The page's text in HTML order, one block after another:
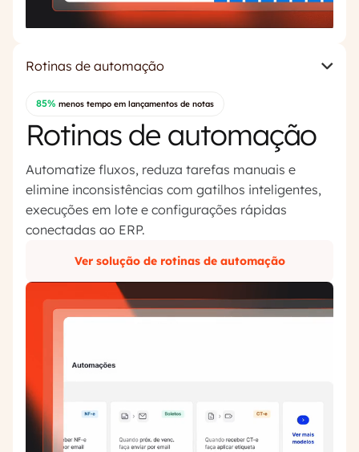
Rotinas de automação
85% menos tempo em lançamentos de notas
Rotinas de automação
Automatize fluxos, reduza tarefas manuais e
elimine inconsistências com gatilhos inteligentes,
execuções em lote e configurações rápidas
conectadas ao ERP.
Ver solução de rotinas de automação